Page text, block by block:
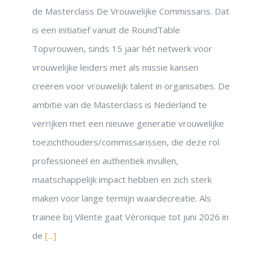
de Masterclass De Vrouwelijke Commissaris. Dat
is een initiatief vanuit de RoundTable
Topvrouwen, sinds 15 jaar hét netwerk voor
vrouwelijke leiders met als missie kansen
creëren voor vrouwelijk talent in organisaties. De
ambitie van de Masterclass is Nederland te
verrijken met een nieuwe generatie vrouwelijke
toezichthouders/commissarissen, die deze rol
professioneel en authentiek invullen,
maatschappelijk impact hebben en zich sterk
maken voor lange termijn waardecreatie. Als
trainee bij Vilente gaat Véronique tot juni 2026 in
de [...]